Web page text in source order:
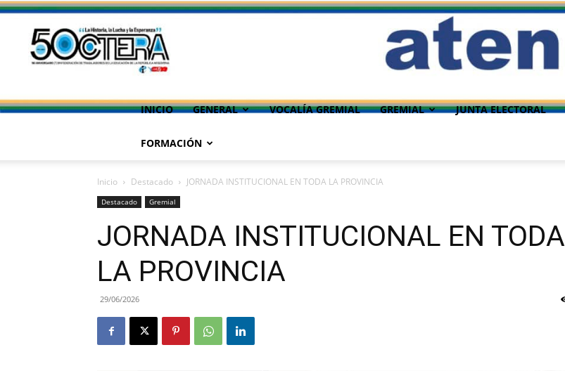
INICIO GENERAL VOCALÍA GREMIAL GREMIAL JUNTA ELECTORAL
FORMACIÓN
Inicio Destacado JORNADA INSTITUCIONAL EN TODA LA PROVINCIA
Destacado Gremial
JORNADA INSTITUCIONAL EN TODA
LA PROVINCIA
29/06/2026